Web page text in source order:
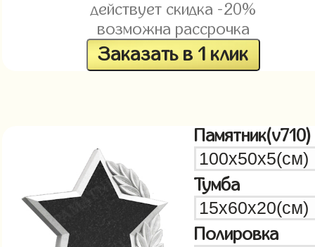
действует скидка -20%
возможна рассрочка
Заказать в 1 клик
Памятник(v710)
Тумба
Полировка